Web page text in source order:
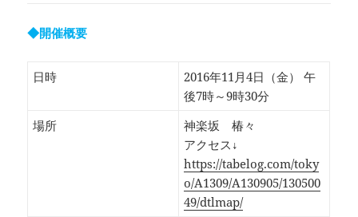
◆開催概要
日時
2016年11月4日（金） 午
後7時～9時30分
場所
神楽坂 椿々
アクセス↓
https://tabelog.com/toky
o/A1309/A130905/130500
49/dtlmap/